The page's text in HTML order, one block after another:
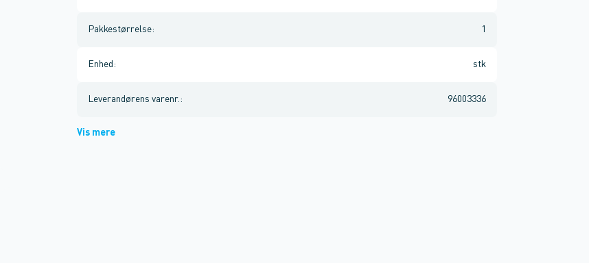
Pakkestørrelse: 1
Enhed : stk
Leverandørens varenr. : 96003336
Vis mere